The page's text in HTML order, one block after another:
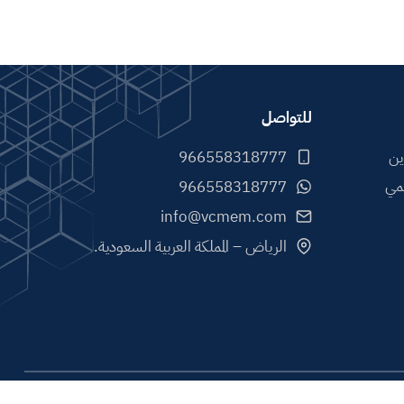
للتواصل
info@vcmem.com
الرياض – المملكة العربية السعودية.